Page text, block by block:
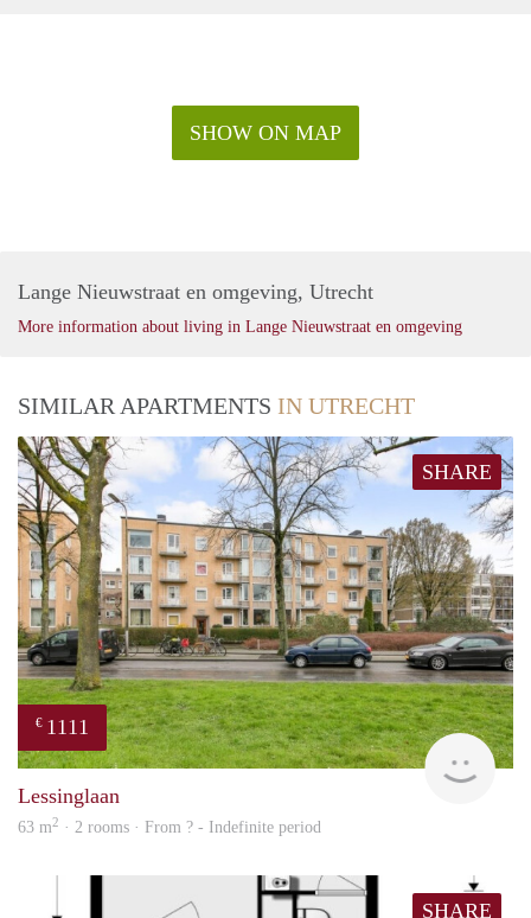
SHOW ON MAP
Lange Nieuwstraat en omgeving, Utrecht
More information about living in Lange Nieuwstraat en omgeving
SIMILAR APARTMENTS IN UTRECHT
SHARE
€ 1111
Lessinglaan
63 m2 · 2 rooms · From ? - Indefinite period
SHARE